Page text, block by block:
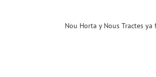
Nou Horta y Nous Tractes